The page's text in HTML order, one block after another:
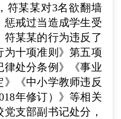
符某某对3名欲翻墙
惩戒过当造成学生受
某某的行为违反了
为十项准则》第五项
处分条例》《事业
《中小学教师违反
年修订）》等相关
支部副书记处分，